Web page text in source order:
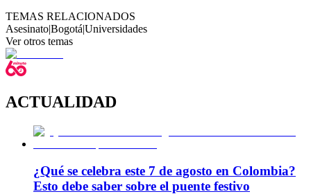
TEMAS RELACIONADOS
Asesinato|Bogotá|Universidades
Ver otros temas
ACTUALIDAD
¿Qué se celebra este 7 de agosto en Colombia?
Esto debe saber sobre el puente festivo